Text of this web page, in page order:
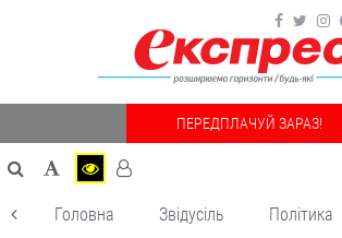
ПЕРЕДПЛАЧУЙ ЗАРАЗ!
Головна Звідусіль Політика